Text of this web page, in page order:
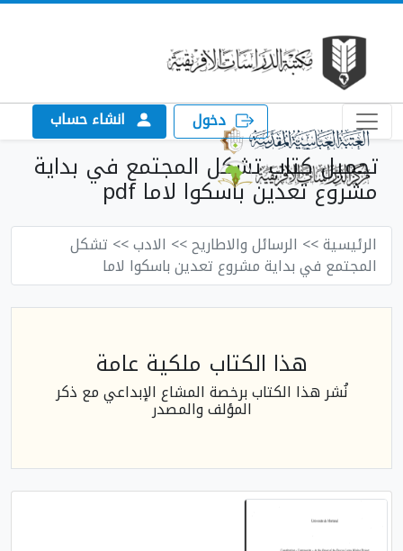
دخول انشاء حساب
تحميل كتاب تشكل المجتمع في بداية
مشروع تعدين باسكوا لاما pdf
الرئيسية>> الرسائل والاطاريح>> الادب>> تشكل
المجتمع في بداية مشروع تعدين باسكوا لاما
هذا الكتاب ملكية عامة
نُشر هذا الكتاب برخصة المشاع الإبداعي مع ذكر
المؤلف والمصدر